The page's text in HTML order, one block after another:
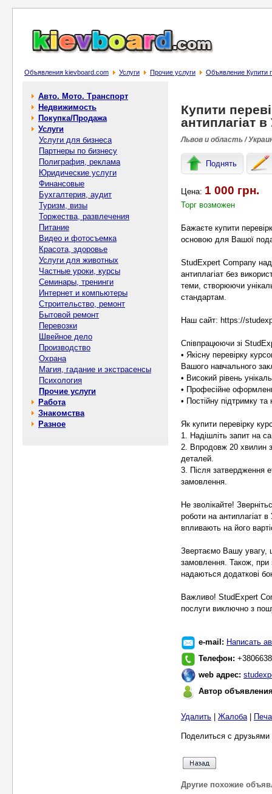
Объявления kievboard.com Услуги Прочие услуги Объявление Купити
Авто. Мото. Транспорт
Недвижимость
Покупка/Продажа
Услуги
Услуги для бизнеса
Партнеры по бизнесу
Полиграфия, реклама
Юридические услуги
Финансовые
Бухгалтерия, аудит
Туризм, визы
Торжества, развлечения
Питание
Видео и фотосъемка
Красота, здоровье
Услуги для животных
Частные уроки, курсы
Семинары, тренинги
Интернет и компьютеры
Строительство, ремонт
Бытовой ремонт
Перевозки
Швейное дело
Производство
Охрана
Магия, гадание и экстрасенсы
Психология
Прочие услуги
Работа
Знакомства
Разное
Купити
антиплагіат в
Львов и область /
Поднять
Цена: 1 000 грн.
Торг возможен
Бажаєте купити
основою для Вашої
StudExpert Company
антиплагіат без
теми, створюючи
стандартам.
Наш сайт: https://
Співпрацюючи зі
• Якісну перевірку
Вашого навчального
• Високий рівень
• Професійне
• Постійну підтримку
Як купити перевірку
1. Надішліть запит на
2. Впродовж 20 хвилин
деталей.
3. Після затвердження
замовлення.
Не зволікайте!
роботи на антиплагіат
впливають на його
Звертаємо Вашу увагу,
замовлення. Також, при
надаються додаткові
Важливо! StudExpert
послуги виключно з
e-mail: Написать
Телефон:
web адрес:
Автор
Удалить Жалоба|
Поделиться с
Другие похожие